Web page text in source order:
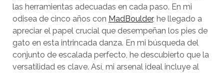
las herramientas adecuadas en cada paso. En mi
odisea de cinco años con MadBoulder, he llegado a
apreciar el papel crucial que desempeñan los pies de
gato en esta intrincada danza. En mi búsqueda del
conjunto de escalada perfecto, he descubierto que la
versatilidad es clave. Así, mi arsenal ideal incluye al